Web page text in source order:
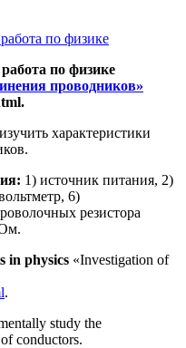
по физике
проводников»
характеристики
1) источник питания, 2)
6)
резистора
in physics «Investigation of
.
study the
conductors.